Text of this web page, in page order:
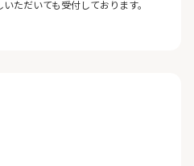
ただいても受付しております。